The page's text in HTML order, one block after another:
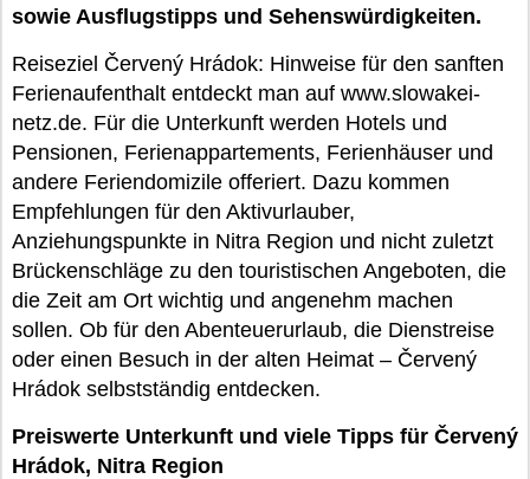
sowie Ausflugstipps und Sehenswürdigkeiten.
Reiseziel Červený Hrádok: Hinweise für den sanften
Ferienaufenthalt entdeckt man auf www.slowakei-
netz.de. Für die Unterkunft werden Hotels und
Pensionen, Ferienappartements, Ferienhäuser und
andere Feriendomizile offeriert. Dazu kommen
Empfehlungen für den Aktivurlauber,
Anziehungspunkte in Nitra Region und nicht zuletzt
Brückenschläge zu den touristischen Angeboten, die
die Zeit am Ort wichtig und angenehm machen
sollen. Ob für den Abenteuerurlaub, die Dienstreise
oder einen Besuch in der alten Heimat – Červený
Hrádok selbstständig entdecken.
Preiswerte Unterkunft und viele Tipps für Červený
Hrádok, Nitra Region